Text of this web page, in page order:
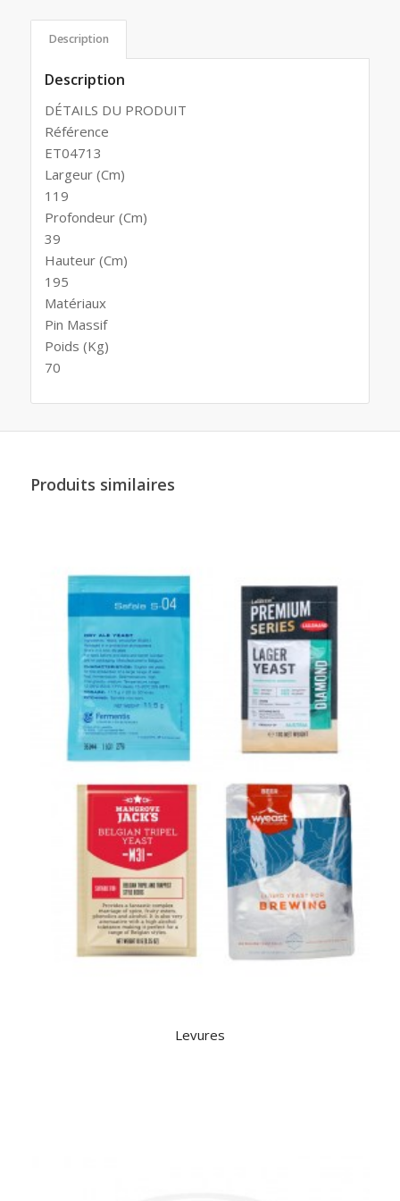
Description
Description
DÉTAILS DU PRODUIT
Référence
ET04713
Largeur (Cm)
119
Profondeur (Cm)
39
Hauteur (Cm)
195
Matériaux
Pin Massif
Poids (Kg)
70
Produits similaires
Levures